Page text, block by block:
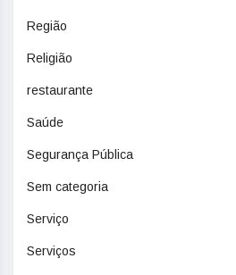
Região
Religião
restaurante
Saúde
Segurança Pública
Sem categoria
Serviço
Serviços